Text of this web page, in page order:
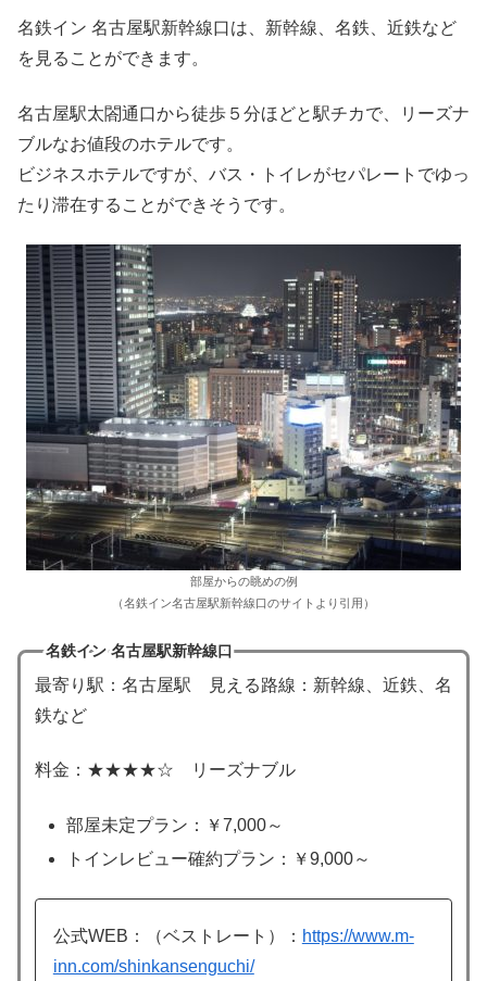
名鉄イン 名古屋駅新幹線口は、新幹線、名鉄、近鉄など
を見ることができます。
名古屋駅太閤通口から徒歩５分ほどと駅チカで、リーズナ
ブルなお値段のホテルです。
ビジネスホテルですが、バス・トイレがセパレートでゆっ
たり滞在することができそうです。
部屋からの眺めの例
（名鉄イン名古屋駅新幹線口のサイトより引用）
名鉄イン 名古屋駅新幹線口
最寄り駅：名古屋駅 見える路線：新幹線、近鉄、名
鉄など
料金：★★★★☆ リーズナブル
部屋未定プラン：￥7,000～
トインレビュー確約プラン：￥9,000～
公式WEB：（ベストレート）： https://www.m-
inn.com/shinkansenguchi/